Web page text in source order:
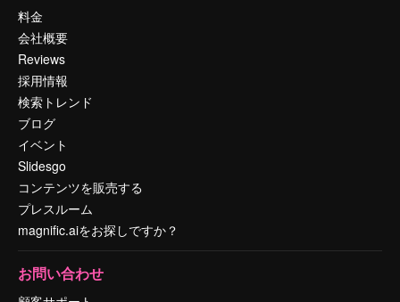
料金
会社概要
Reviews
採用情報
検索トレンド
ブログ
イベント
Slidesgo
コンテンツを販売する
プレスルーム
magnific.aiをお探しですか？
お問い合わせ